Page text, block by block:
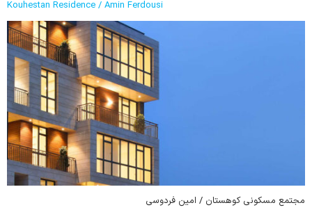
Kouhestan Residence / Amin Ferdousi
مجتمع مسکونی کوهستان / امین فردوسی